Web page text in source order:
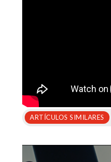
ARTÍCULOS SIMILARES